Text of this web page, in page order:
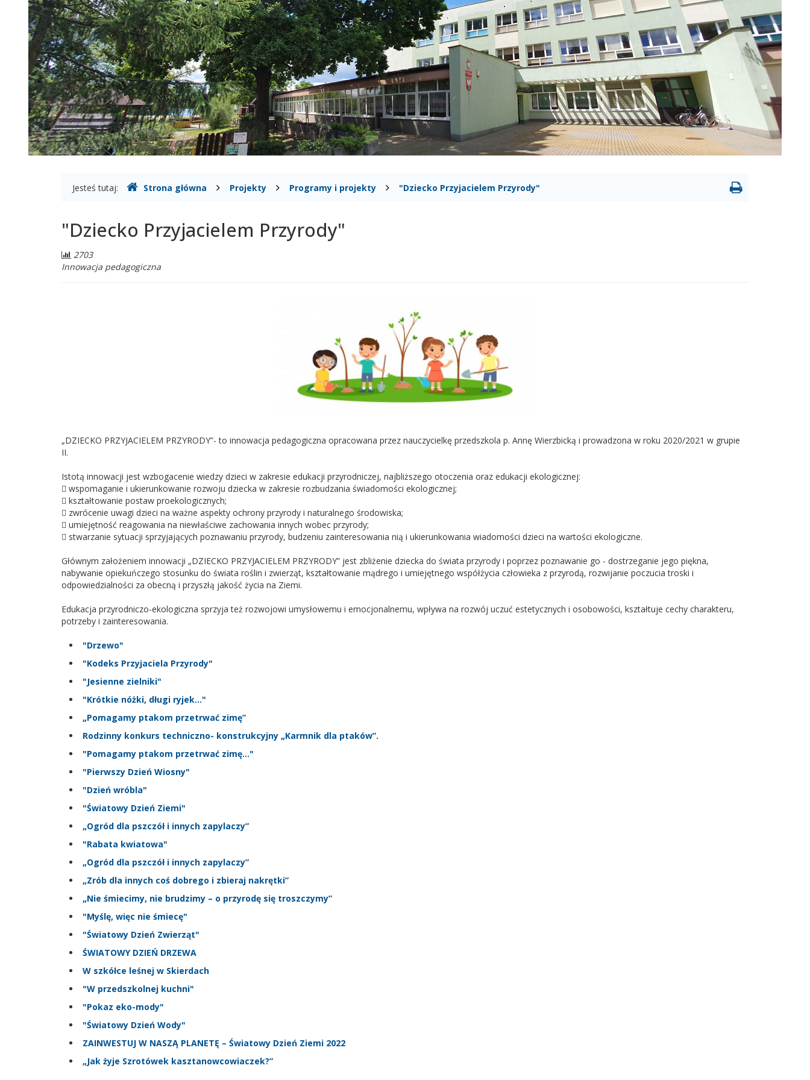
Gdzie
Jesteś tutaj: Strona główna Projekty Programy i projekty "Dziecko Przyjacielem Przyrody"
Drukowanie
"Dziecko Przyjacielem Przyrody"
Liczba
odwiedzających:
2703
Innowacja pedagogiczna
„DZIECKO PRZYJACIELEM PRZYRODY”- to innowacja pedagogiczna opracowana przez nauczycielkę przedszkola p. Annę Wierzbicką i prowadzona w roku 2020/2021 w grupie
II.
Istotą innowacji jest wzbogacenie wiedzy dzieci w zakresie edukacji przyrodniczej, najbliższego otoczenia oraz edukacji ekologicznej:
 wspomaganie i ukierunkowanie rozwoju dziecka w zakresie rozbudzania świadomości ekologicznej;
 kształtowanie postaw proekologicznych;
 zwrócenie uwagi dzieci na ważne aspekty ochrony przyrody i naturalnego środowiska;
 umiejętność reagowania na niewłaściwe zachowania innych wobec przyrody;
 stwarzanie sytuacji sprzyjających poznawaniu przyrody, budzeniu zainteresowania nią i ukierunkowania wiadomości dzieci na wartości ekologiczne.
Głównym założeniem innowacji „DZIECKO PRZYJACIELEM PRZYRODY” jest zbliżenie dziecka do świata przyrody i poprzez poznawanie go - dostrzeganie jego piękna,
nabywanie opiekuńczego stosunku do świata roślin i zwierząt, kształtowanie mądrego i umiejętnego współżycia człowieka z przyrodą, rozwijanie poczucia troski i
odpowiedzialności za obecną i przyszłą jakość życia na Ziemi.
Edukacja przyrodniczo-ekologiczna sprzyja też rozwojowi umysłowemu i emocjonalnemu, wpływa na rozwój uczuć estetycznych i osobowości, kształtuje cechy charakteru,
potrzeby i zainteresowania.
"Drzewo"
"Kodeks Przyjaciela Przyrody"
"Jesienne zielniki"
"Krótkie nóżki, długi ryjek..."
„Pomagamy ptakom przetrwać zimę”
Rodzinny konkurs techniczno- konstrukcyjny „Karmnik dla ptaków”.
"Pomagamy ptakom przetrwać zimę…"
"Pierwszy Dzień Wiosny"
"Dzień wróbla"
"Światowy Dzień Ziemi"
„Ogród dla pszczół i innych zapylaczy”
"Rabata kwiatowa"
„Ogród dla pszczół i innych zapylaczy”
„Zrób dla innych coś dobrego i zbieraj nakrętki”
„Nie śmiecimy, nie brudzimy – o przyrodę się troszczymy”
"Myślę, więc nie śmiecę"
"Światowy Dzień Zwierząt"
ŚWIATOWY DZIEŃ DRZEWA
W szkółce leśnej w Skierdach
"W przedszkolnej kuchni"
"Pokaz eko-mody"
"Światowy Dzień Wody"
ZAINWESTUJ W NASZĄ PLANETĘ – Światowy Dzień Ziemi 2022
„Jak żyje Szrotówek kasztanowcowiaczek?”